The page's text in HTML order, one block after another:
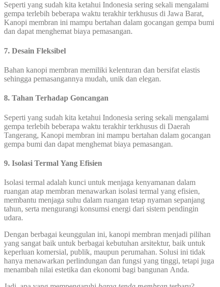
Seperti yang sudah kita ketahui Indonesia sering sekali mengalami
gempa terlebih beberapa waktu terakhir terkhusus di Jawa Barat,
Kanopi membran ini mampu bertahan dalam gocangan gempa bumi
dan dapat menghemat biaya pemasangan.
7. Desain Fleksibel
Bahan kanopi membran memiliki kelenturan dan bersifat elastis
sehingga pemasangannya mudah, unik dan elegan.
8. Tahan Terhadap Goncangan
Seperti yang sudah kita ketahui Indonesia sering sekali mengalami
gempa terlebih beberapa waktu terakhir terkhusus di Daerah
Tangerang, Kanopi membran ini mampu bertahan dalam gocangan
gempa bumi dan dapat menghemat biaya pemasangan.
9. Isolasi Termal Yang Efisien
Isolasi termal adalah kunci untuk menjaga kenyamanan dalam
ruangan atap membran menawarkan isolasi termal yang efisien,
membantu menjaga suhu dalam ruangan tetap nyaman sepanjang
tahun, serta mengurangi konsumsi energi dari sistem pendingin
udara.
Dengan berbagai keunggulan ini, kanopi membran menjadi pilihan
yang sangat baik untuk berbagai kebutuhan arsitektur, baik untuk
keperluan komersial, publik, maupun perumahan. Solusi ini tidak
hanya menawarkan perlindungan dan fungsi yang tinggi, tetapi juga
menambah nilai estetika dan ekonomi bagi bangunan Anda.